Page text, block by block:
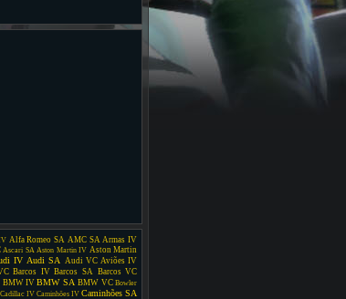
Alfa Romeo SA AMC SA Armas IV
Ascari SA Aston Martin IV Aston Martin
IV Audi SA Audi VC Aviões IV
Barcos IV Barcos SA Barcos VC
BMW IV BMW SA BMW VC Bowler
Cadillac IV Caminhões IV Caminhões SA